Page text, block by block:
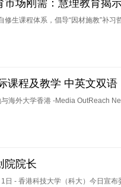
市场刚需：慧理教育揭
生课程体系，倡导“因材施教”补习
课程及教学 中英文双语
海外大学香港 -Media OutReach
院院长
- 香港科技大学（科大）今日宣